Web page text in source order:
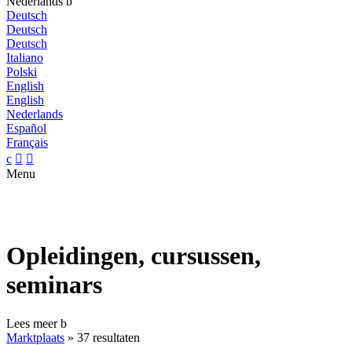
Deutsch
Deutsch
Deutsch
Italiano
Polski
English
English
Nederlands
Español
Français
c  
Menu
Opleidingen, cursussen,
seminars
Lees meerb
Marktplaats » 37 resultaten